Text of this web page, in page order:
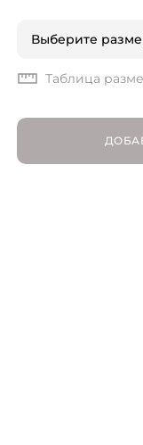
Выберите
UK 8 | RU 44
UK 10 | RU 46
Таблица